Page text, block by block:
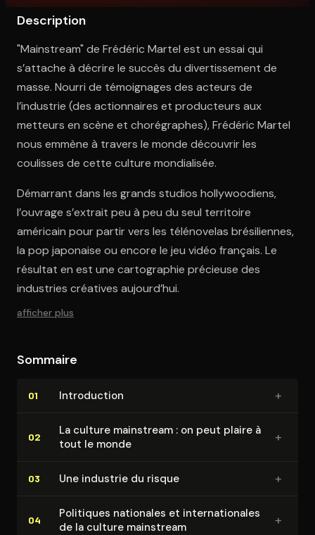
Description
"Mainstream" de Frédéric Martel est un essai qui
s’attache à décrire le succès du divertissement de
masse. Nourri de témoignages des acteurs de
l’industrie (des actionnaires et producteurs aux
metteurs en scène et chorégraphes), Frédéric Martel
nous emmène à travers le monde découvrir les
coulisses de cette culture mondialisée.
Démarrant dans les grands studios hollywoodiens,
l’ouvrage s’extrait peu à peu du seul territoire
américain pour partir vers les télénovelas brésiliennes,
la pop japonaise ou encore le jeu vidéo français. Le
résultat en est une cartographie précieuse des
industries créatives aujourd’hui.
afficher plus
Sommaire
01 In­tro­duc­tion +
02
La culture mainstream : on peut plaire à
tout le monde
+
03 Une industrie du risque +
04
Politiques nationales et in­ter­na­tio­nales
de la culture mainstream
+